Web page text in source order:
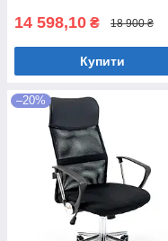
14 598,10 ₴ 18 900 ₴
Купити
–20%